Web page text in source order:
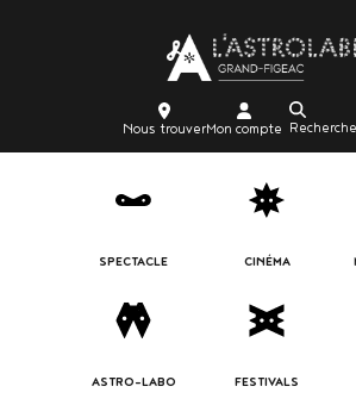
au
contenu
principal
Body
trouver
Nous trouvercompte
Mon compte
Recherche
SPECTACLE CINÉMA
ASTRO-LABO FESTIVALS